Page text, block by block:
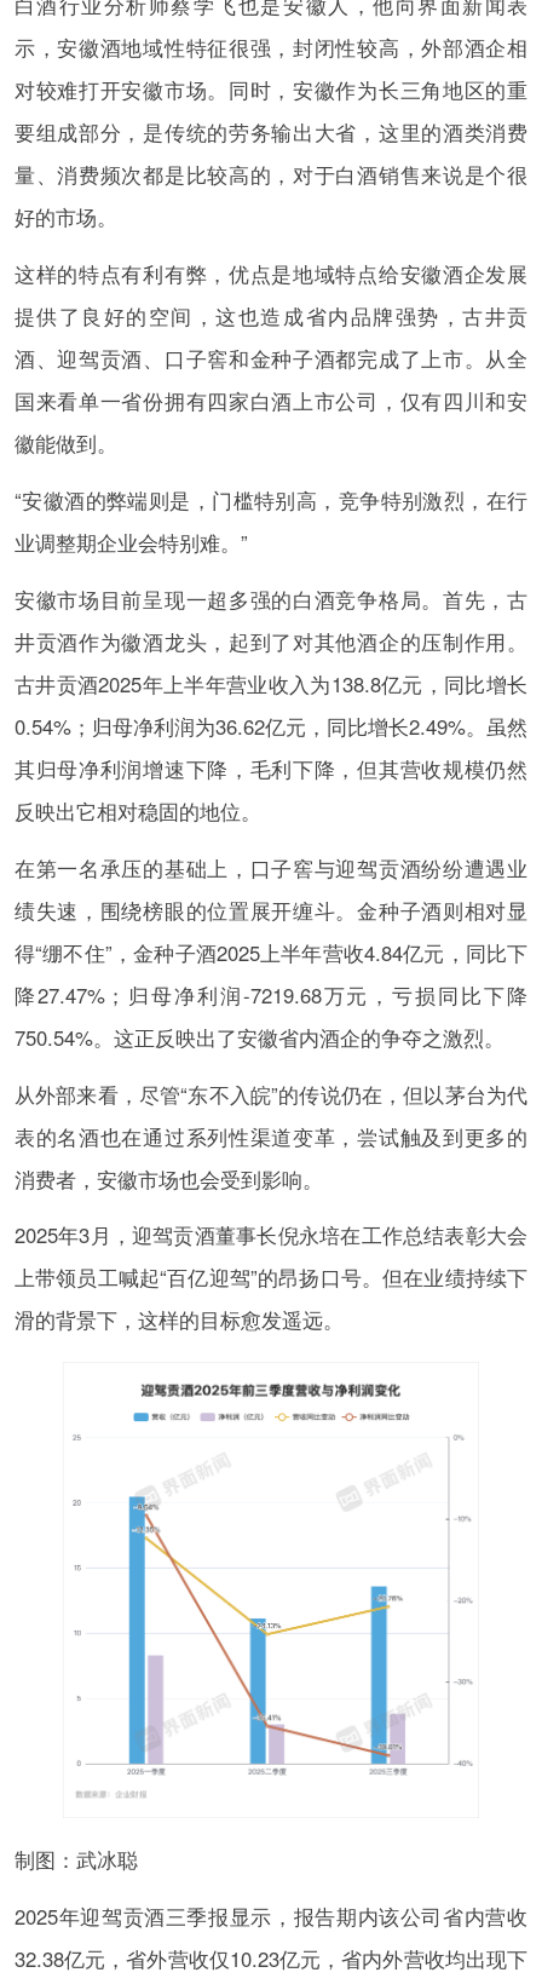
示，安徽酒地域性特征很强，封闭性较高，外部酒企相
对较难打开安徽市场。同时，安徽作为长三角地区的重
要组成部分，是传统的劳务输出大省，这里的酒类消费
量、消费频次都是比较高的，对于白酒销售来说是个很
好的市场。
这样的特点有利有弊，优点是地域特点给安徽酒企发展
提供了良好的空间，这也造成省内品牌强势，古井贡
酒、迎驾贡酒、口子窖和金种子酒都完成了上市。从全
国来看单一省份拥有四家白酒上市公司，仅有四川和安
徽能做到。
“安徽酒的弊端则是，门槛特别高，竞争特别激烈，在行
业调整期企业会特别难。”
安徽市场目前呈现一超多强的白酒竞争格局。首先，古
井贡酒作为徽酒龙头，起到了对其他酒企的压制作用。
古井贡酒2025年上半年营业收入为138.8亿元，同比增长
0.54%；归母净利润为36.62亿元，同比增长2.49%。虽然
其归母净利润增速下降，毛利下降，但其营收规模仍然
反映出它相对稳固的地位。
在第一名承压的基础上，口子窖与迎驾贡酒纷纷遭遇业
绩失速，围绕榜眼的位置展开缠斗。金种子酒则相对显
得“绷不住”，金种子酒2025上半年营收4.84亿元，同比下
降27.47%；归母净利润-7219.68万元，亏损同比下降
750.54%。这正反映出了安徽省内酒企的争夺之激烈。
从外部来看，尽管“东不入皖”的传说仍在，但以茅台为代
表的名酒也在通过系列性渠道变革，尝试触及到更多的
消费者，安徽市场也会受到影响。
2025年3月，迎驾贡酒董事长倪永培在工作总结表彰大会
上带领员工喊起“百亿迎驾”的昂扬口号。但在业绩持续下
滑的背景下，这样的目标愈发遥远。
制图：武冰聪
2025年迎驾贡酒三季报显示，报告期内该公司省内营收
32.38亿元，省外营收仅10.23亿元，省内外营收均出现下